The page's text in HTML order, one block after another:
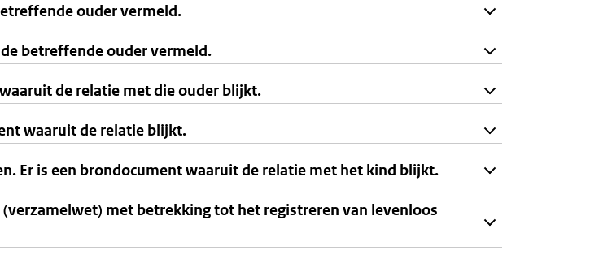
ouder vermeld.
betreffende ouder vermeld.
de relatie met die ouder blijkt.
waaruit de relatie blijkt.
Er is een brondocument waaruit de relatie met het kind blijkt.
met betrekking tot het registreren van levenloos